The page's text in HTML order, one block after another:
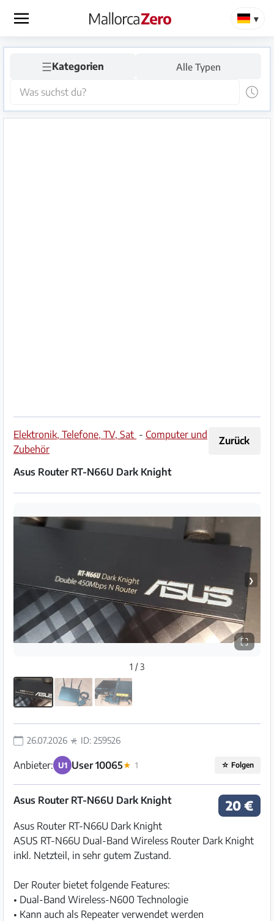
×
Startseite
Anzeige
aufgeben
Hilfe
&
☰Kategorien Alle Typen
Zurück
Elektronik, Telefone, TV, Sat - Computer und
Zubehör
Asus Router RT-N66U Dark Knight
❯
⛶
1 / 3
26.07.2026 ID: 259526
Anbieter: U1 User 10065★ 1 ☆ Folgen
20 €
Asus Router RT-N66U Dark Knight
Asus Router RT-N66U Dark Knight
ASUS RT-N66U Dual-Band Wireless Router Dark Knight
inkl. Netzteil, in sehr gutem Zustand.
Der Router bietet folgende Features:
• Dual-Band Wireless-N600 Technologie
• Kann auch als Repeater verwendet werden